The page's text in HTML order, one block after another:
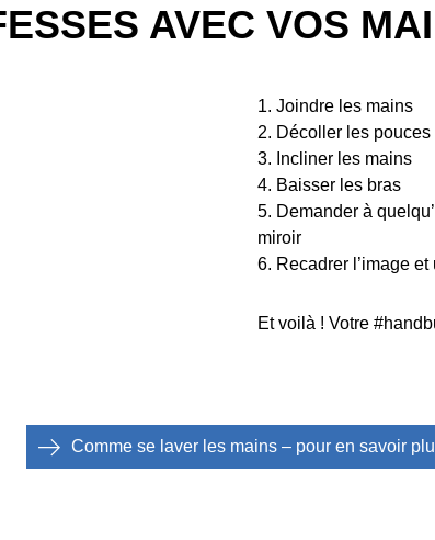
AVEC VOS
1. Joindre les mains
2. Décoller les pouces
3. Incliner les mains
4. Baisser les bras
5. Demander à
miroir
6. Recadrer l’image
Et voilà ! Votre
Comme se laver les mains – pour en savoir